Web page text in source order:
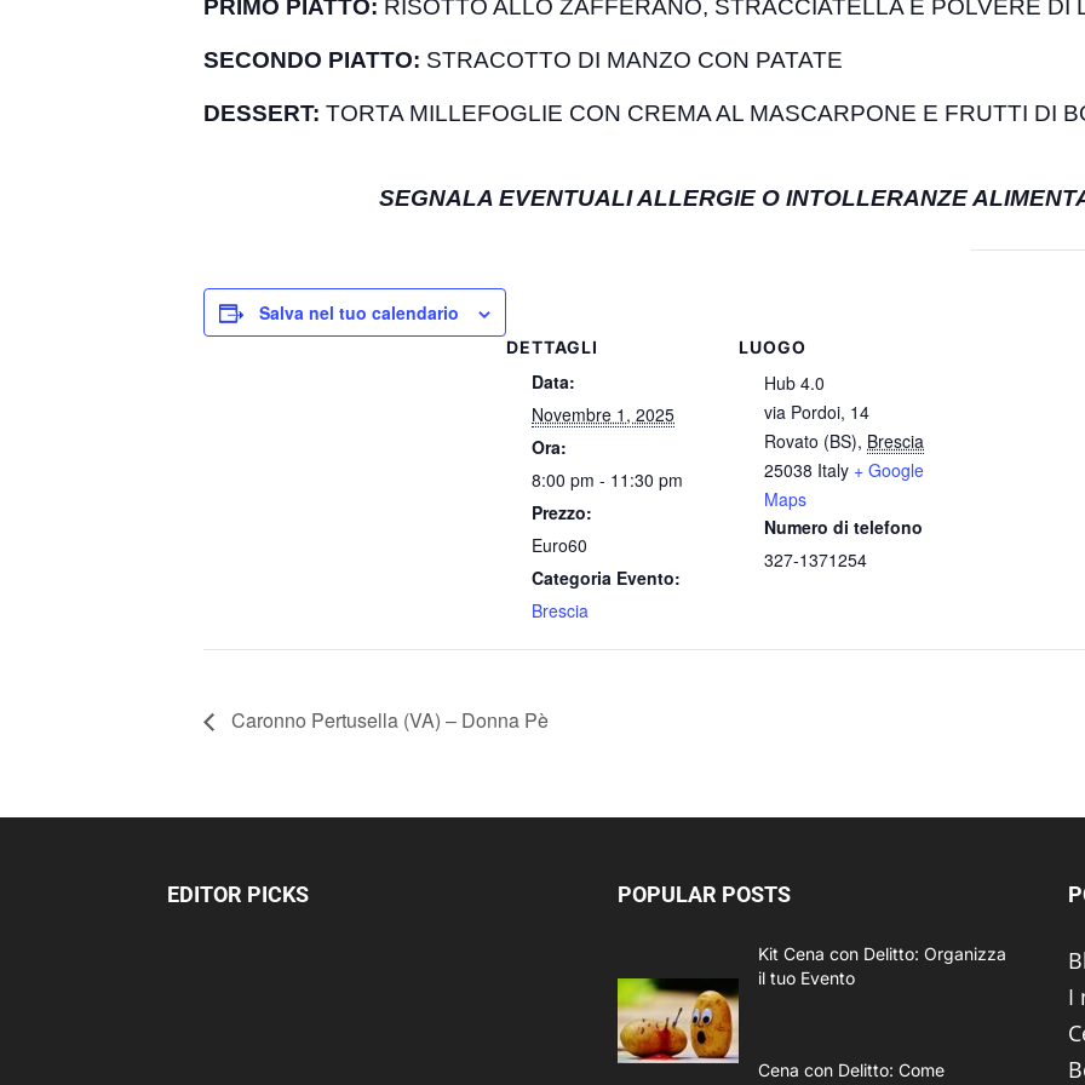
PRIMO PIATTO: RISOTTO ALLO ZAFFERANO, STRACCIATELLA E POLVERE DI
SECONDO PIATTO: STRACOTTO DI MANZO CON PATATE
DESSERT: TORTA MILLEFOGLIE CON CREMA AL MASCARPONE E FRUTTI DI
SEGNALA EVENTUALI ALLERGIE O INTOLLERANZE
Salva nel tuo calendario
DETTAGLI
Data:
Novembre 1, 2025
Ora:
8:00 pm - 11:30 pm
Prezzo:
Euro60
Categoria Evento:
Brescia
LUOGO
Hub 4.0
via Pordoi, 14
Rovato (BS), Brescia
25038 Italy + Google
Maps
Numero di telefono
327-1371254
Caronno Pertusella (VA) – Donna Pè
EDITOR PICKS POPULAR POSTS
Kit Cena con Delitto: Organizza
il tuo Evento
Cena con Delitto: Come
I